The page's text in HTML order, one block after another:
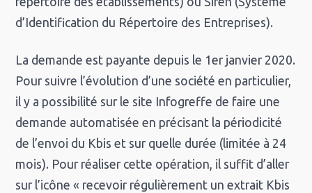
d’Identification du Répertoire des Entreprises).
La demande est payante depuis le 1er janvier 2020.
Pour suivre l’évolution d’une société en particulier,
il y a possibilité sur le site Infogreffe de faire une
demande automatisée en précisant la périodicité
de l’envoi du Kbis et sur quelle durée (limitée à 24
mois). Pour réaliser cette opération, il suffit d’aller
sur l’icône « recevoir régulièrement un extrait Kbis